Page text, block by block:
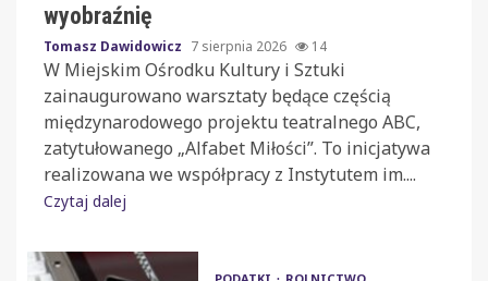
wyobraźnię
Tomasz Dawidowicz 7 sierpnia 2026 14
W Miejskim Ośrodku Kultury i Sztuki
zainaugurowano warsztaty będące częścią
międzynarodowego projektu teatralnego ABC,
zatytułowanego „Alfabet Miłości”. To inicjatywa
realizowana we współpracy z Instytutem im....
Czytaj dalej